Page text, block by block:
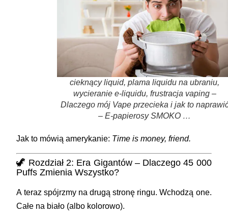
cieknący liquid, plama liquidu na ubraniu,
wycieranie e-liquidu, frustracja vaping –
Dlaczego mój Vape przecieka i jak to
– E-papierosy SMOKO …
Jak to mówią amerykanie: Time is money, friend.
🦖 Rozdział 2: Era Gigantów – Dlaczego 45 000
Puffs Zmienia Wszystko?
A teraz spójrzmy na drugą stronę ringu. Wchodzą one.
Całe na biało (albo kolorowo).